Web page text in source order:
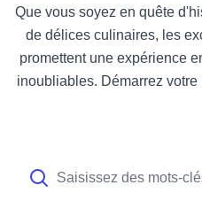
Que vous soyez en quête
de délices culinaires, les
promettent une expérience
inoubliables. Démarrez